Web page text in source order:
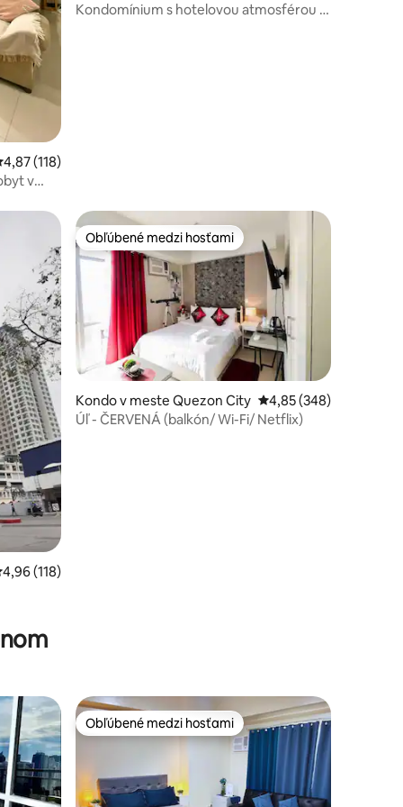
ohodnotenie 4,87 z 5, počet hodnotení: 118
4,87 (118)
v
Kondomínium s hotelovou atmosférou v
178
ohodnotenie 4,96 z 5, počet hodnotení: 118
4,96 (118)
Obľúbené medzi hosťami
Obľúbené medzi hosťami
Kondo v meste Quezon City Priemerné
4,85 (348)
Úľ - ČERVENÁ (balkón/ Wi-Fi/ Netflix)
Obľúbené medzi hosťami
Obľúbené medzi hosťami